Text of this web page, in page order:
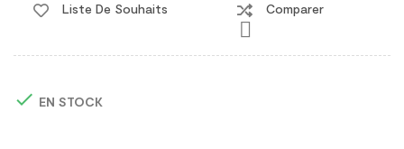
Liste De Souhaits

Comparer
 EN STOCK